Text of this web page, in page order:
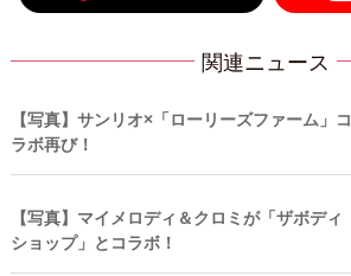
関連ニュース
【写真】サンリオ×「ローリーズファーム」コ
ラボ再び！
【写真】マイメロディ＆クロミが「ザボディ
ショップ」とコラボ！